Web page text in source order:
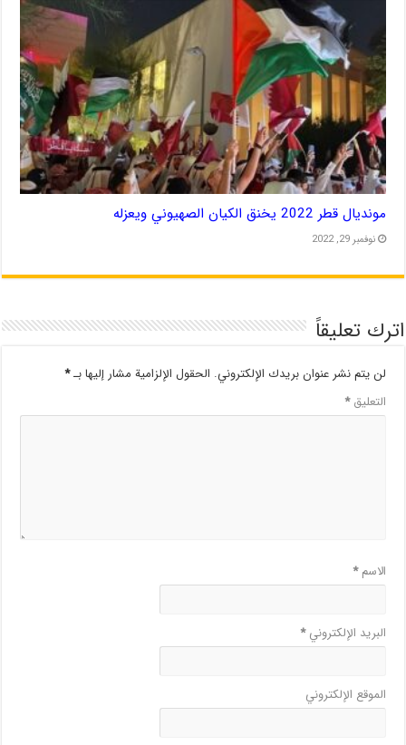
مونديال قطر 2022 يخنق الكيان الصهيوني ويعزله
نوفمبر 29, 2022
اترك تعليقاً
لن يتم نشر عنوان بريدك الإلكتروني. الحقول الإلزامية مشار إليها بـ*
التعليق*
الاسم*
البريد الإلكتروني*
الموقع الإلكتروني